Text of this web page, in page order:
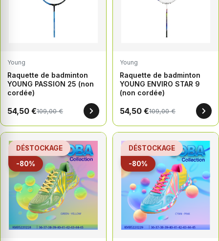
Young
Raquette de badminton
YOUNG PASSION 25 (non
cordée)
54,50 €109,00 €
Young
Raquette de badminton
YOUNG ENVIRO STAR 9
(non cordée)
54,50 €109,00 €
DÉSTOCKAGE
-80%
DÉSTOCKAGE
-80%